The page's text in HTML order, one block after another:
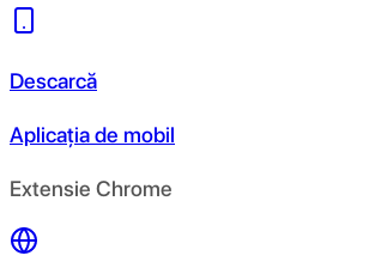
Descarcă
Aplicația de mobil
Extensie Chrome